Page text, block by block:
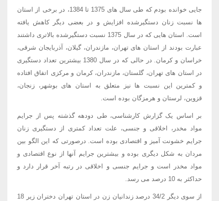
جایی خوانده بودم که طی سال های 1375 تا 1384، در برخی از استان
ها نسبت زنان دستگیرشده افزایش و در بعضی دیگر کاهش یافته
است. استان هایی که در سال 1375 نسبت دستگیرشده بالاتری داشتند
عبارت بودند از استان های تهران، مازندران، گیلان، آذربایجان شرقی،
خراسان و کرمان. در حالی که در سال 1380 بیشترین تعداد دستگیری
در استان های تهران، گلستان، مازندران، کرمان و مرکزی اتفاق افتاده
و کمترین این نسبت ها نیز متعلق به استان های بوشهر، زنجان،
قزوین، لرستان و هرمزگان بوده است.
بر اساس یک گزارش کارشناسی، طی دودهه گذشته پس از جرایم
مواد مخدر، اخلاقی و جنسی، علت تعداد کمتری از دستگیری زنان
جرایم خشونت آمیز و اقتصادی بوده است. درصورتی که این الگو بین
مردان به شکل دیگری بوده و بیشترین جرایم آنها از نوع اقتصادی و
مواد مخدر است و جرایم جنسی و اخلاقی در رتبه آخر قرار دارد و
حداکثر به 10 درصد می رسد.
از سوی دیگر 34/2 درصد زندانیان زن در استان تهران دختران زیر 18